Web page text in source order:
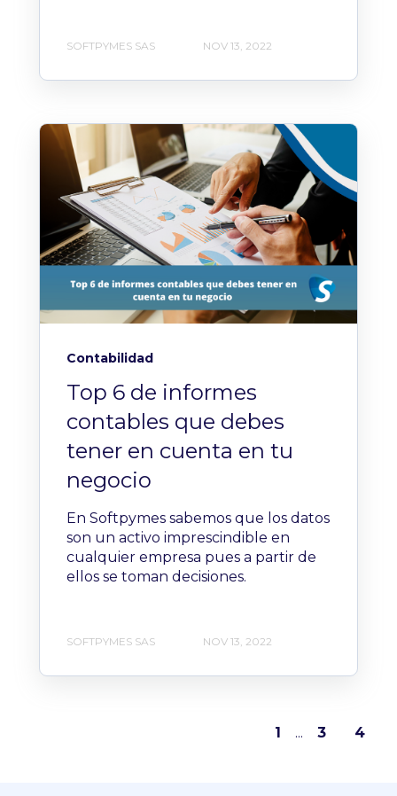
SOFTPYMES SAS NOV 13, 2022
Contabilidad
Top 6 de informes
contables que debes
tener en cuenta en tu
negocio
En Softpymes sabemos que los datos
son un activo imprescindible en
cualquier empresa pues a partir de
ellos se toman decisiones.
SOFTPYMES SAS NOV 13, 2022
1 ... 3 4